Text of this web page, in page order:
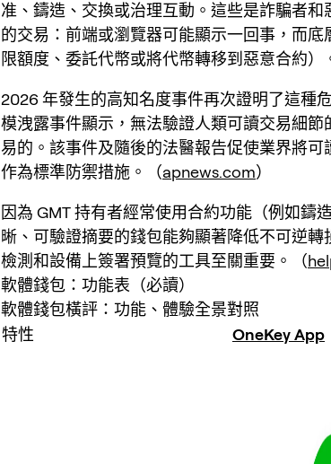
准、鑄造、交換或治理互動。這些是詐騙者
的交易：前端或瀏覽器可能顯示一回事，而
限額度、委託代幣或將代幣轉移到惡意合約）
2026 年發生的高知名度事件再次證明了這種
模洩露事件顯示，無法驗證人類可讀交易細
易的。該事件及隨後的法醫報告促使業界將
作為標準防禦措施。（apnews.com）
因為 GMT 持有者經常使用合約功能（例如鑄
晰、可驗證摘要的錢包能夠顯著降低不可逆
檢測和設備上簽署預覽的工具至關重要。（
軟體錢包：功能表（必讀）
軟體錢包橫評：功能、體驗全景對照
特性
OneKey App